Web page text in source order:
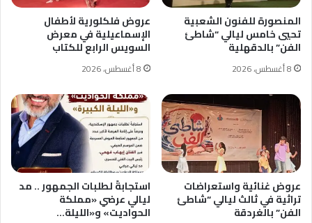
المنصورة للفنون الشعبية
تحيي خامس ليالي “شاطئ
الفن” بالدقهلية
8 أغسطس، 2026
عروض فلكلورية لأطفال
الإسماعيلية في معرض
السويس الرابع للكتاب
8 أغسطس، 2026
عروض غنائية واستعراضات
تراثية في ثالث ليالي “شاطئ
الفن” بالغردقة
استجابةً لطلبات الجمهور .. مد
ليالي عرضي «مملكة
الحواديت» و«الليلة…